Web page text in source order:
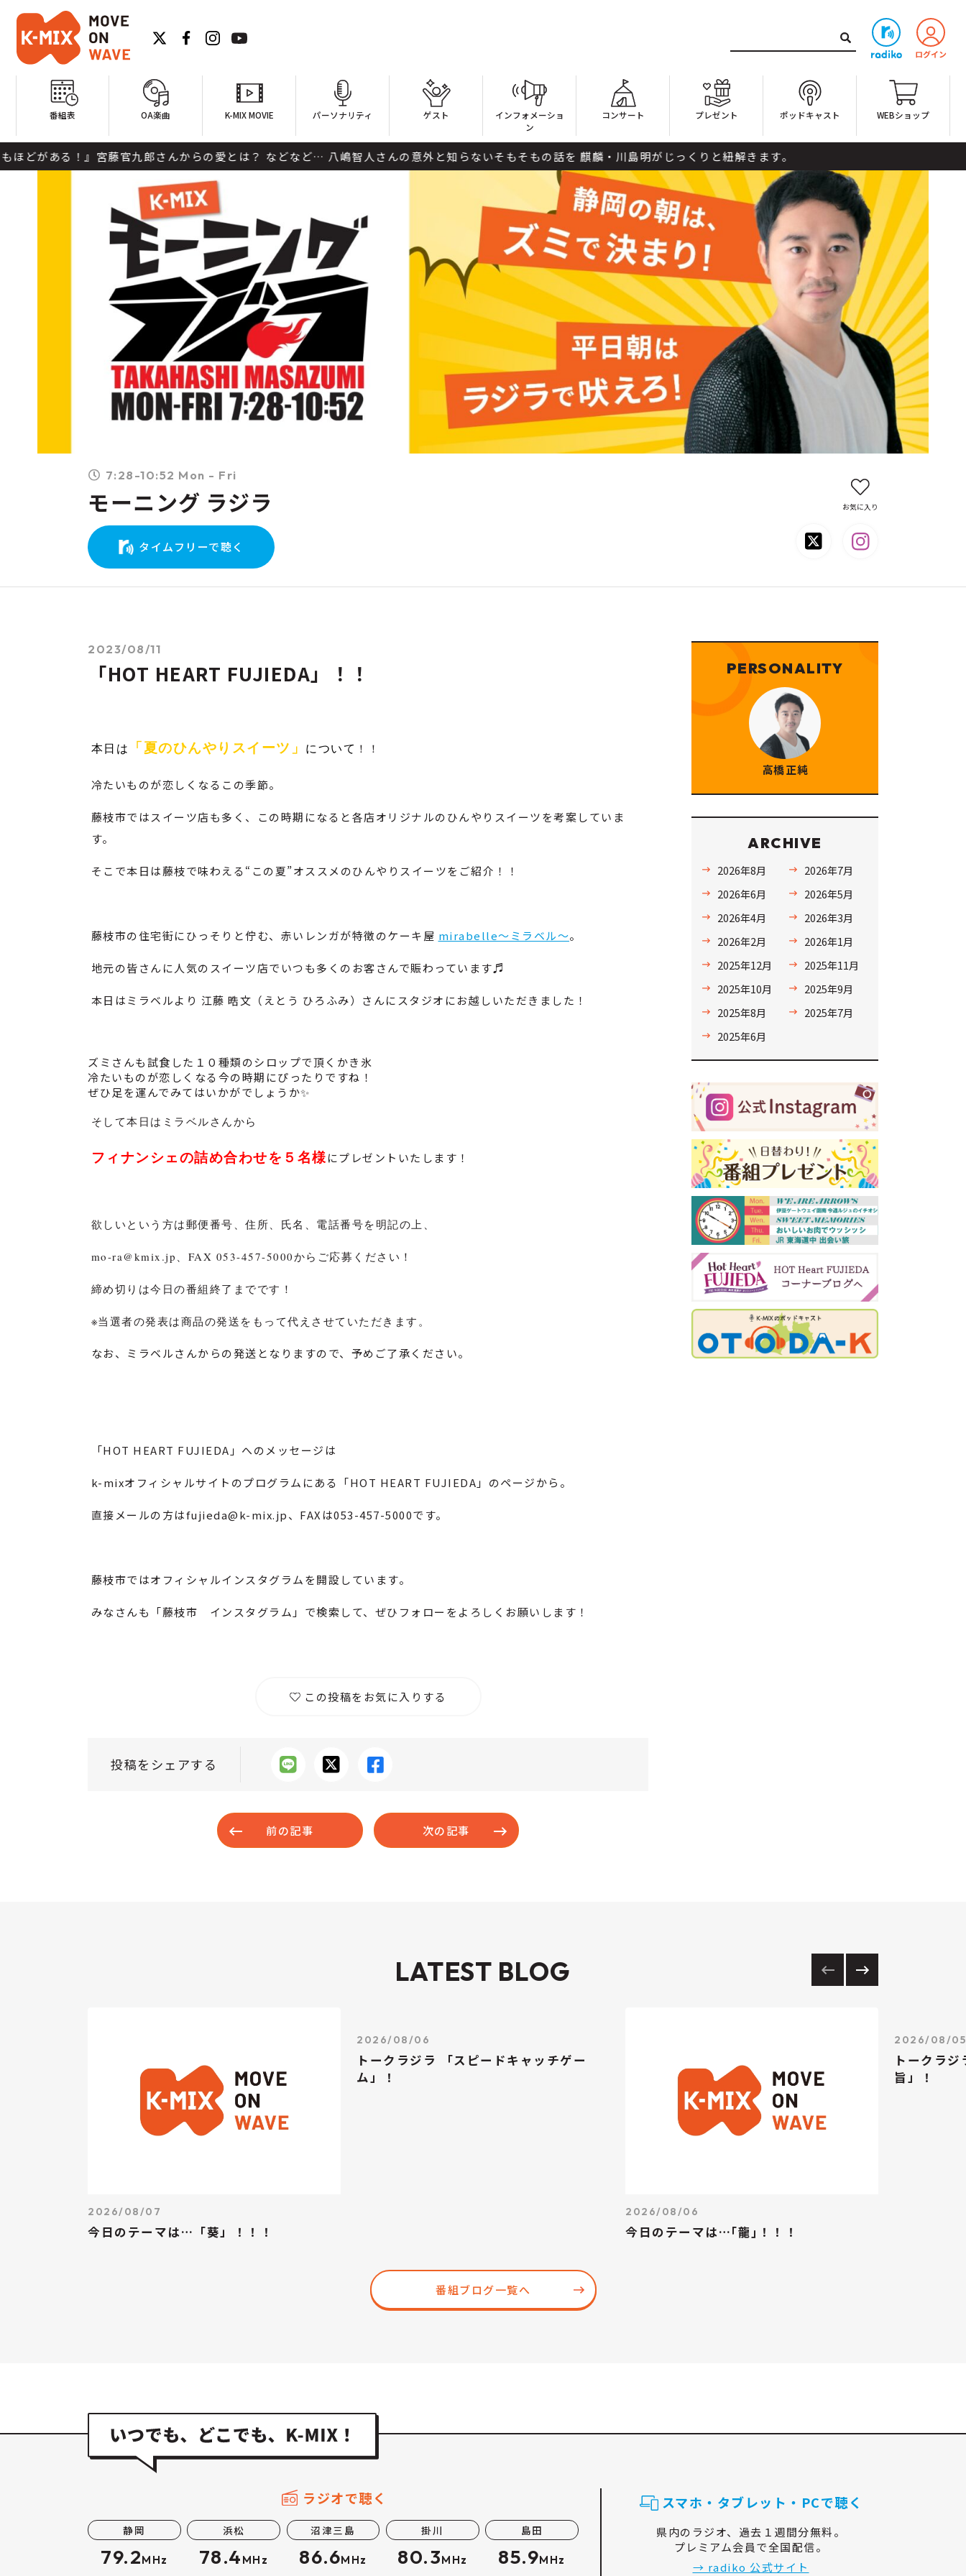
番組表 OA楽曲 K-MIX MOVIE パーソナリティ ゲスト
インフォメーショ
ン
コンサート プレゼント ポッドキャスト WEBショップ
』宮藤官九郎さんからの愛とは？ などなど… 八嶋智人さんの意外と知らないそもそもの話を 麒麟・川島明がじっくりと紐解きます。
7:28-10:52 Mon - Fri
モーニング ラジラ
タイムフリーで聴く
お気に入り
2023/08/11
「HOT HEART FUJIEDA」！！
本日は 「夏のひんやりスイーツ 」 について ！！
冷たいものが恋しくなるこの季節。
藤枝市ではスイーツ店も多く、この時期になると各店オリジナルのひんやりスイーツを考案していま
す。
そこで本日は藤枝で味わえる“この夏”オススメのひんやりスイーツをご紹介！！
藤枝市の住宅街にひっそりと佇む、赤いレンガが特徴のケーキ屋 mirabelle～ミラベル～。
地元の皆さんに人気のスイーツ店でいつも多くのお客さんで賑わっています♬
本日はミラベルより 江藤 晧文（えとう ひろふみ）さんにスタジオにお越しいただきました！
ズミさんも試食した１０種類のシロップで頂くかき氷
冷たいものが恋しくなる今の時期にぴったりですね！
ぜひ足を運んでみてはいかがでしょうか✨
そして本日はミラベルさんから
フィナンシェの詰め合わせを５ 名様にプレゼントいたします！
欲しいという方は郵便番号、住所、氏名、電話番号を明記の上、
mo-ra@kmix.jp、FAX 053-457-5000からご応募ください！
締め切りは今日の番組終了までです！
※当選者の発表は商品の発送をもって代えさせていただきます。
なお、ミラベルさんからの発送となりますので、予めご了承ください。
「HOT HEART FUJIEDA」へのメッセージは
k-mixオフィシャルサイトのプログラムにある「HOT HEART FUJIEDA」のページから。
直接メールの方はfujieda@k-mix.jp、FAXは053-457-5000です。
藤枝市ではオフィシャルインスタグラムを開設しています。
みなさんも「藤枝市 インスタグラム」で検索して、ぜひフォローをよろしくお願いします！
この投稿をお気に入りする
投稿をシェアする
前の記事 次の記事
PERSONALITY
高橋 正純
ARCHIVE
2026年8月
2026年7月
2026年6月
2026年5月
2026年4月
2026年3月
2026年2月
2026年1月
2025年12月
2025年11月
2025年10月
2025年9月
2025年8月
2025年7月
2025年6月
LATEST BLOG
2026/08/07
今日のテーマは…「葵」！！！
2026/08/06
トークラジラ 「スピードキャッチゲー
ム」！
2026/08/06
今日のテーマは…｢龍｣！！！
2026/08/05
トークラ
旨」！
番組ブログ一覧へ
ラジオで聴く
静岡
79.2MHz
浜松
78.4 MHz
沼津三島
86.6MHz
掛川
80.3MHz
島田
85.9MHz
スマホ・タブレット・PCで聴く
県内のラジオ、過去１週間分無料。
プレミアム会員で全国配信。
→ radiko 公式サイト